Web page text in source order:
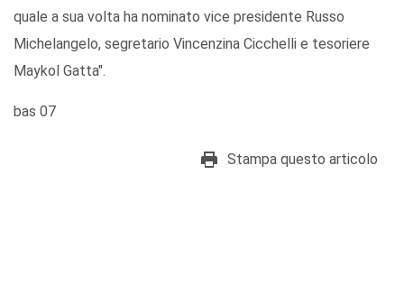
quale a sua volta ha nominato vice presidente Russo
Michelangelo, segretario Vincenzina Cicchelli e tesoriere
Maykol Gatta".
bas 07
Stampa questo articolo